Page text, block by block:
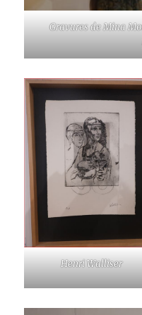
Gravures de Mina
Henri Walliser